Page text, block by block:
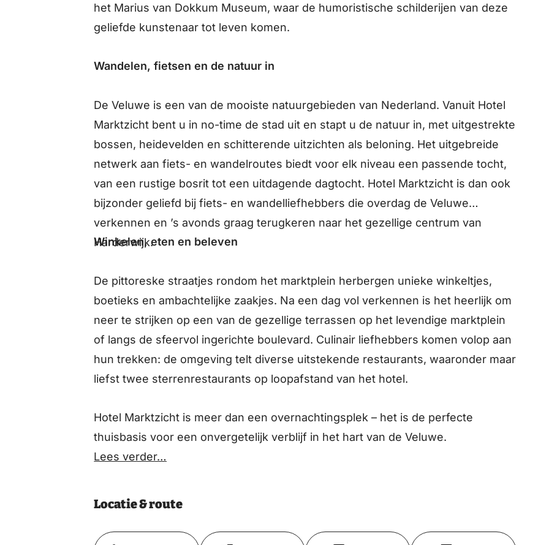
het Marius van Dokkum Museum, waar de humoristische schilderijen van deze
geliefde kunstenaar tot leven komen.
Wandelen, fietsen en de natuur in
De Veluwe is een van de mooiste natuurgebieden van Nederland. Vanuit Hotel
Marktzicht bent u in no-time de stad uit en stapt u de natuur in, met uitgestrekte
bossen, heidevelden en schitterende uitzichten als beloning. Het uitgebreide
netwerk aan fiets- en wandelroutes biedt voor elk niveau een passende tocht,
van een rustige bosrit tot een uitdagende dagtocht. Hotel Marktzicht is dan ook
bijzonder geliefd bij fiets- en wandelliefhebbers die overdag de Veluwe
verkennen en ’s avonds graag terugkeren naar het gezellige centrum van
Harderwijk.
Winkelen, eten en beleven
De pittoreske straatjes rondom het marktplein herbergen unieke winkeltjes,
boetieks en ambachtelijke zaakjes. Na een dag vol verkennen is het heerlijk om
neer te strijken op een van de gezellige terrassen op het levendige marktplein
of langs de sfeervol ingerichte boulevard. Culinair liefhebbers komen volop aan
hun trekken: de omgeving telt diverse uitstekende restaurants, waaronder maar
liefst twee sterrenrestaurants op loopafstand van het hotel.
Hotel Marktzicht is meer dan een overnachtingsplek – het is de perfecte
thuisbasis voor een onvergetelijk verblijf in het hart van de Veluwe.
Lees verder…
Locatie & route
Toon op kaart